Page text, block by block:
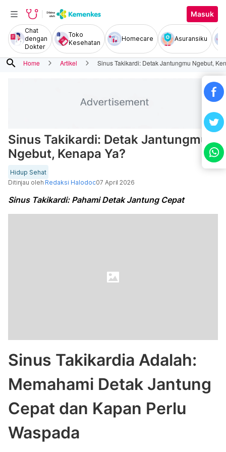
Masuk
Chat
dengan
Dokter
Toko
Kesehatan
Homecare Asuransiku
search Home Artikel Sinus Takikardi: Detak Jantungmu Ngebut,
Sinus Takikardi: Detak Jantungmu
Ngebut, Kenapa Ya?
Hidup Sehat
Ditinjau oleh Redaksi Halodoc07 April 2026
Sinus Takikardi: Pahami Detak Jantung Cepat
Sinus Takikardia Adalah:
Memahami Detak Jantung
Cepat dan Kapan Perlu
Waspada